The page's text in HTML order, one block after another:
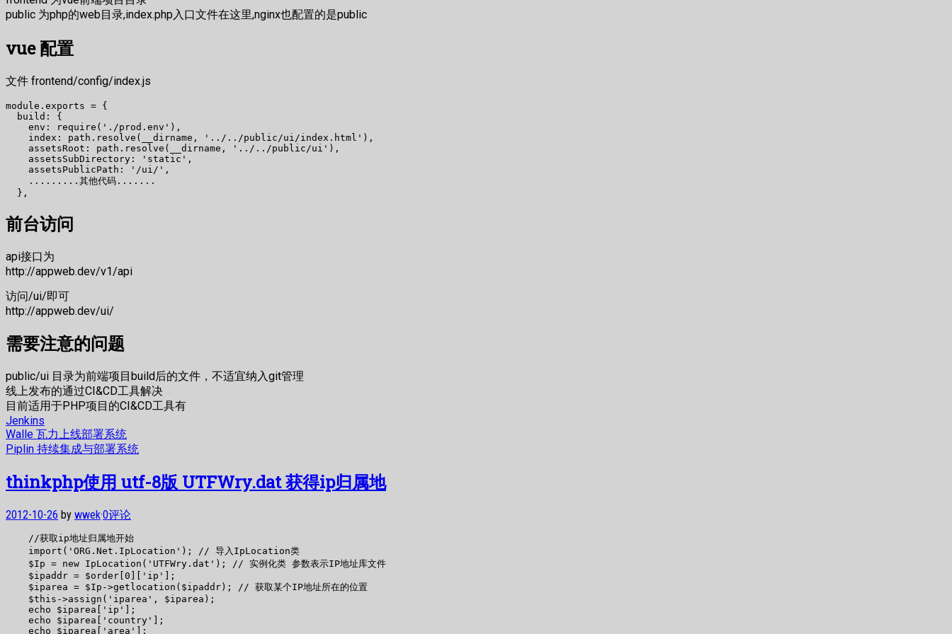
public 为php的web目录,index.php入口文件在这里,nginx也配置的是public
vue 配置
文件 frontend/config/index.js
module.exports = {
  build: {
    env: require('./prod.env'),
    index: path.resolve(__dirname, '../../public/ui/index.html'),
    assetsRoot: path.resolve(__dirname, '../../public/ui'),
    assetsSubDirectory: 'static',
    assetsPublicPath: '/ui/',
    .........其他代码.......
前台访问
api接口为
http://appweb.dev/v1/api
访问/ui/即可
http://appweb.dev/ui/
需要注意的问题
public/ui 目录为前端项目build后的文件，不适宜纳入git管理
线上发布的通过CI&CD工具解决
目前适用于PHP项目的CI&CD工具有
Jenkins
Walle 瓦力上线部署系统
Piplin 持续集成与部署系统
thinkphp使用 utf-8版 UTFWry.dat 获得ip归属地
2012-10-26 by wwek·0评论
    //获取ip地址归属地开始
    import('ORG.Net.IpLocation'); // 导入IpLocation类
    $Ip = new IpLocation('UTFWry.dat'); // 实例化类 参数表示IP地址库文件
    $ipaddr = $order[0]['ip'];
    $iparea = $Ip->getlocation($ipaddr); // 获取某个IP地址所在的位置
    $this->assign('iparea', $iparea);
    echo $iparea['ip'];
    echo $iparea['country'];
    echo $iparea['area'];